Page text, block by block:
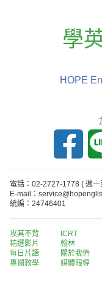
學
HOPE
電話：02-2727-1778 ( 週
E-mail：
統編：24746401
攻其不背
精選影片
每日片語
專欄教學
ICRT
翰林
關於我們
媒體報導